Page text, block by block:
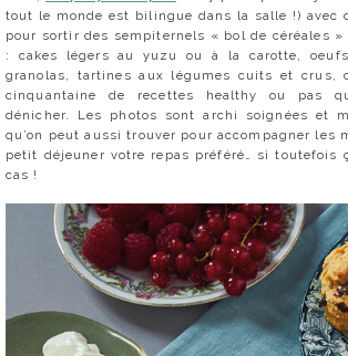
tout le monde est bilingue dans la salle !) avec
pour sortir des sempiternels « bol de céréales
: cakes légers au yuzu ou à la carotte, oeufs
granolas, tartines aux légumes cuits et crus,
cinquantaine de recettes healthy ou pas
dénicher. Les photos sont archi soignées et
qu’on peut aussi trouver pour accompagner les
petit déjeuner votre repas préféré… si toutefois
cas !